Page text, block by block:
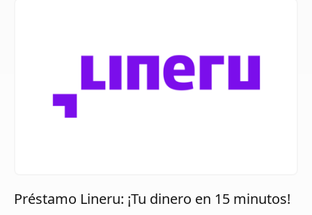
Préstamo Lineru: ¡Tu dinero en 15 minutos!